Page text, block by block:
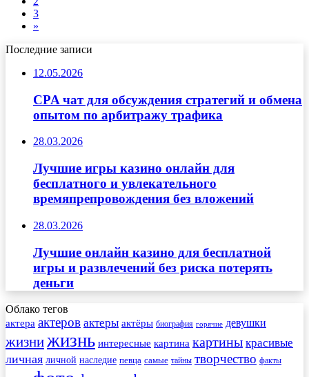
3
»
Последние записи
12.05.2026
CPA чат для обсуждения стратегий и обмена
опытом по арбитражу трафика
28.03.2026
Лучшие игры казино онлайн для
бесплатного и увлекательного
времяпрепровождения без вложений
28.03.2026
Лучшие онлайн казино для бесплатной
игры и развлечений без риска потерять
деньги
Облако тегов
актера актеров актеры актёры биография горячие девушки
жизнижизнь интересные картина картины красивые
личная личной наследие певца самые тайны творчество факты